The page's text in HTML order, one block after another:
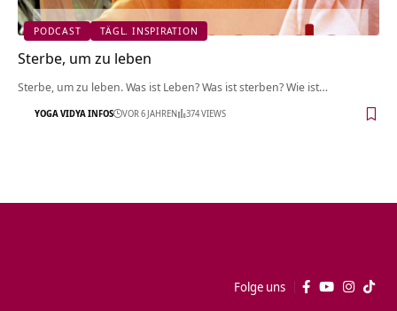
PODCAST TÄGL. INSPIRATION
Sterbe, um zu leben
Sterbe, um zu leben. Was ist Leben? Was ist sterben? Wie ist…
YOGA VIDYA INFOS VOR 6 JAHREN 374 VIEWS
Folge uns